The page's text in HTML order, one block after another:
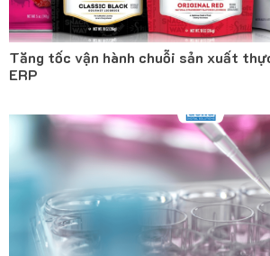
Tăng tốc vận hành chuỗi sản xuất
ERP